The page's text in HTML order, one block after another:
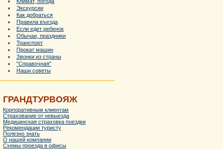
Экскурсии
Как добраться
Правила въезда
Если едет ребенок
Обычаи, праздники
Транспорт
Прокат машин
Звонки из страны
"Справочная"
Наши советы
ГРАНДТУРВОЯЖ
Корпоративным клиентам
Страхование от невыезда
Медицинская страховка поездки
Рекомендации туристу
Полезно знать
О нашей компании
Схемы проезда в офисы